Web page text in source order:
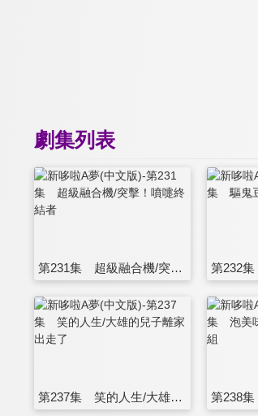
劇集列表
第231集 超級融合機/突擊！噴嚏終結者
第237集 笑的人生/大雄的兒子離家出走了